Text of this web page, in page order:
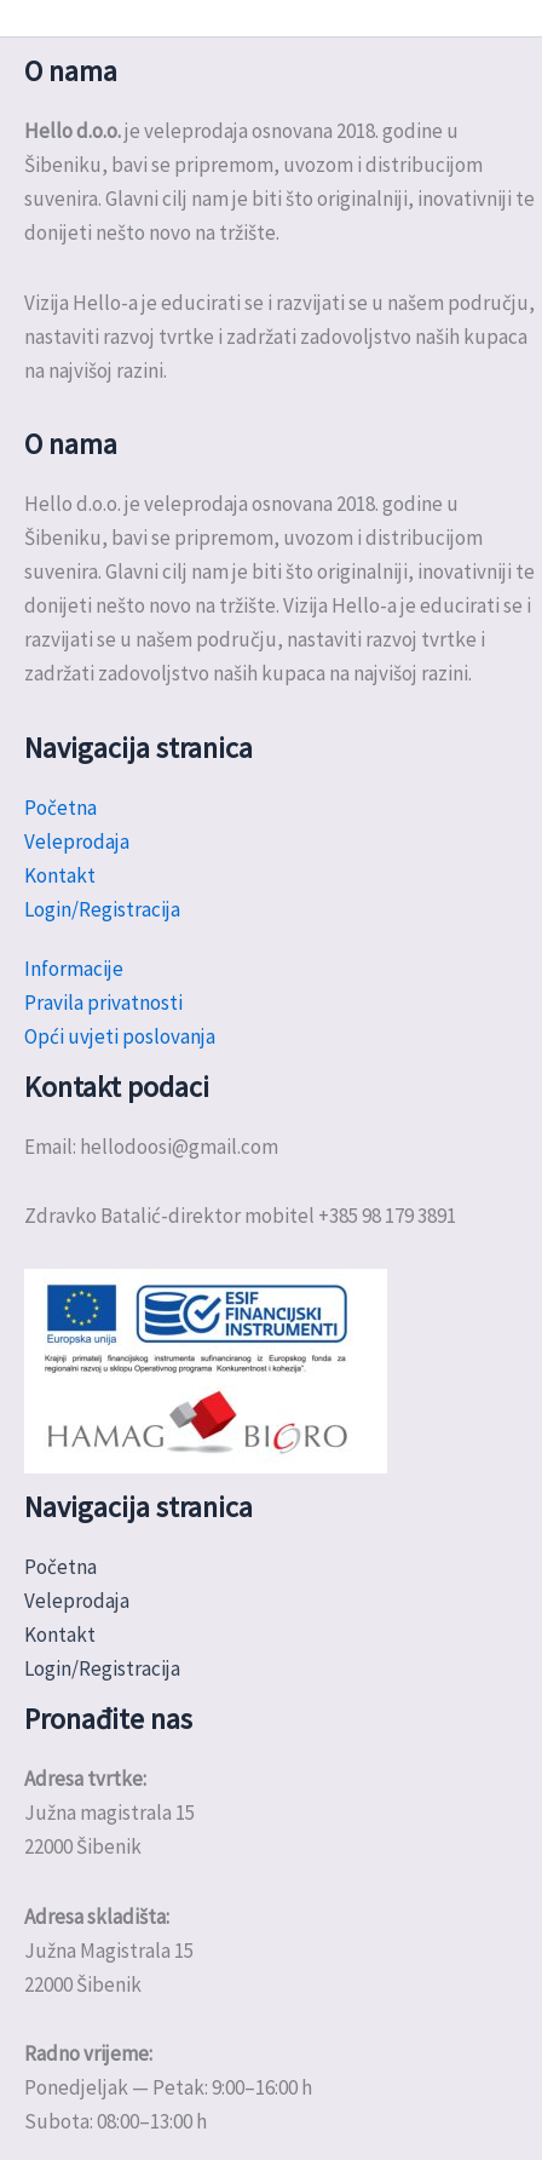
O nama
Hello d.o.o.je veleprodaja osnovana 2018. godine u
Šibeniku, bavi se pripremom, uvozom i distribucijom
suvenira. Glavni cilj nam je biti što originalniji, inovativniji te
donijeti nešto novo na tržište.
Vizija Hello-a je educirati se i razvijati se u našem području,
nastaviti razvoj tvrtke i zadržati zadovoljstvo naših kupaca
na najvišoj razini.
O nama
Hello d.o.o. je veleprodaja osnovana 2018. godine u
Šibeniku, bavi se pripremom, uvozom i distribucijom
suvenira. Glavni cilj nam je biti što originalniji, inovativniji te
donijeti nešto novo na tržište. Vizija Hello-a je educirati se i
razvijati se u našem području, nastaviti razvoj tvrtke i
zadržati zadovoljstvo naših kupaca na najvišoj razini.
Navigacija stranica
Početna
Veleprodaja
Kontakt
Login/Registracija
Informacije
Pravila privatnosti
Opći uvjeti poslovanja
Kontakt podaci
Email: hellodoosi@gmail.com
Zdravko Batalić-direktor mobitel +385 98 179 3891
Navigacija stranica
Početna
Veleprodaja
Kontakt
Login/Registracija
Pronađite nas
Adresa tvrtke:
Južna magistrala 15
22000 Šibenik
Adresa skladišta:
Južna Magistrala 15
22000 Šibenik
Radno vrijeme:
Ponedjeljak — Petak: 9:00–16:00 h
Subota: 08:00–13:00 h